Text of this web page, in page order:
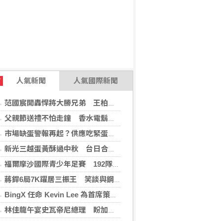
人氣新聞 人氣國際新聞
范國宸開轟悍將大勝兄弟 王柏融再見安雄鷹擒猿
父親節送禮不怕走鐘 香水電鬍刀千年不敗
市場缺蛋警報再起？供應吃緊蛋價蠢蠢欲動
新光三越蛋黃酥過中秋 台日合作開發話題新品
福爾摩沙國際青少年足賽 192隊參賽規模創新高
蔣銲6局7K躍居三振王 笑談與鋼龍良性競爭
BingX 任命 Kevin Lee 為首席策略長，加速推進多資產、以用戶為核心的發展願景
林佳龍午宴史瓦帝尼總理 盼加強各領域雙邊合作